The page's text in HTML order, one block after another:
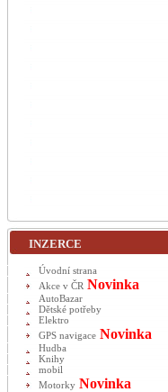
INZERCE
Úvodní strana
Akce v ČR Novinka
AutoBazar
Dětské potřeby
Elektro
GPS navigace Novinka
Hudba
Knihy
mobil
Motorky Novinka